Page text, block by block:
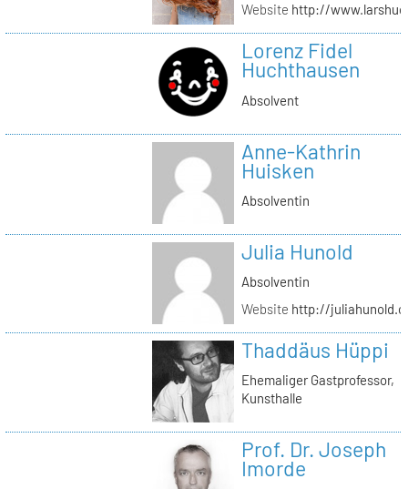
Website http://
Lorenz Fidel
Huchthausen
Absolvent
Anne-Kathrin
Huisken
Absolventin
Julia Hunold
Absolventin
Website http://
Thaddäus Hüppi
Ehemaliger Gastprofessor,
Kunsthalle
Prof. Dr. Joseph
Imorde